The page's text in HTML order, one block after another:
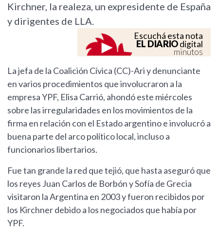
Kirchner, la realeza, un expresidente de España
y dirigentes de LLA.
Escuchá esta nota
EL DIARIOdigital
minutos
La jefa de la Coalición Cívica (CC)-Ari y denunciante
en varios procedimientos que involucraron a la
empresa YPF, Elisa Carrió, ahondó este miércoles
sobre las irregularidades en los movimientos de la
firma en relación con el Estado argentino e involucró a
buena parte del arco político local, incluso a
funcionarios libertarios.
Fue tan grande la red que tejió, que hasta aseguró que
los reyes Juan Carlos de Borbón y Sofía de Grecia
visitaron la Argentina en 2003 y fueron recibidos por
los Kirchner debido a los negociados que había por
YPF.